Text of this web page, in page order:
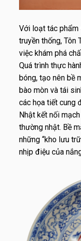
Với loạt tác phẩm
truyền thống, Tôn
việc khám phá
Quá trình thực
bóng, tạo nên bề
bào mòn và tái
các họa tiết cung
Nhật kết nối
thường nhật. Bề
những “kho lưu
nhịp điệu của